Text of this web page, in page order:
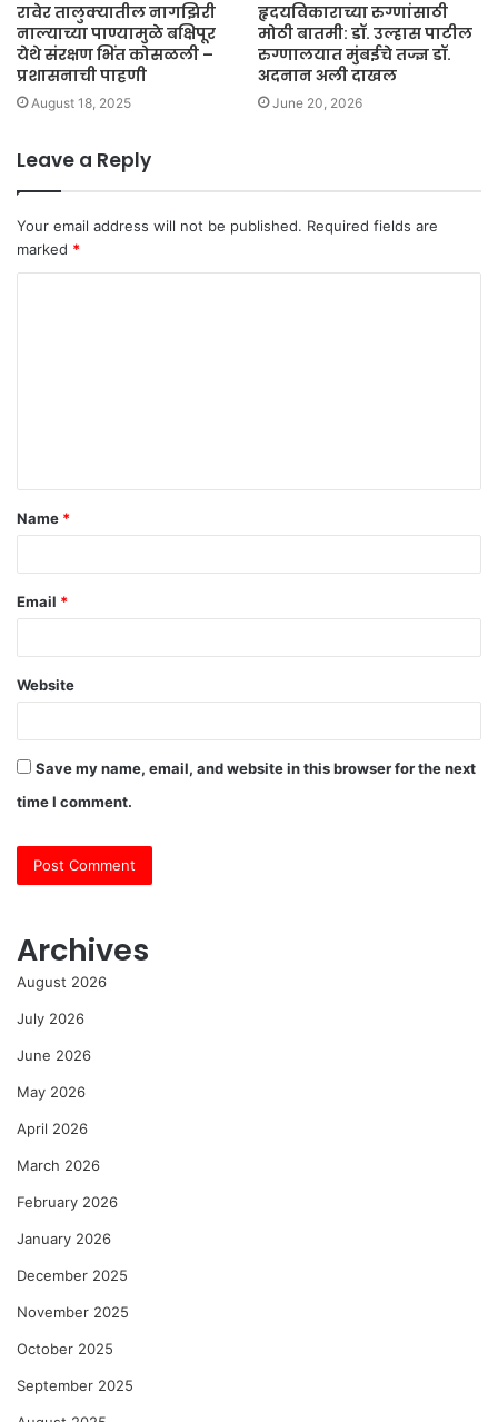
रावेर तालुक्यातील नागझिरी
नाल्याच्या पाण्यामुळे बक्षिपूर
येथे संरक्षण भिंत कोसळली –
प्रशासनाची पाहणी
August 18, 2025
हृदयविकाराच्या रुग्णांसाठी
मोठी बातमी: डॉ. उल्हास पाटील
रुग्णालयात मुंबईचे तज्ज्ञ डॉ.
अदनान अली दाखल
June 20, 2026
Leave a Reply
Your email address will not be published. Required fields are
marked *
t
*
Name *
Email *
Website
Save my name, email, and website in this browser for the next
time I comment.
Archives
August 2026
July 2026
June 2026
May 2026
April 2026
March 2026
February 2026
January 2026
December 2025
November 2025
October 2025
September 2025